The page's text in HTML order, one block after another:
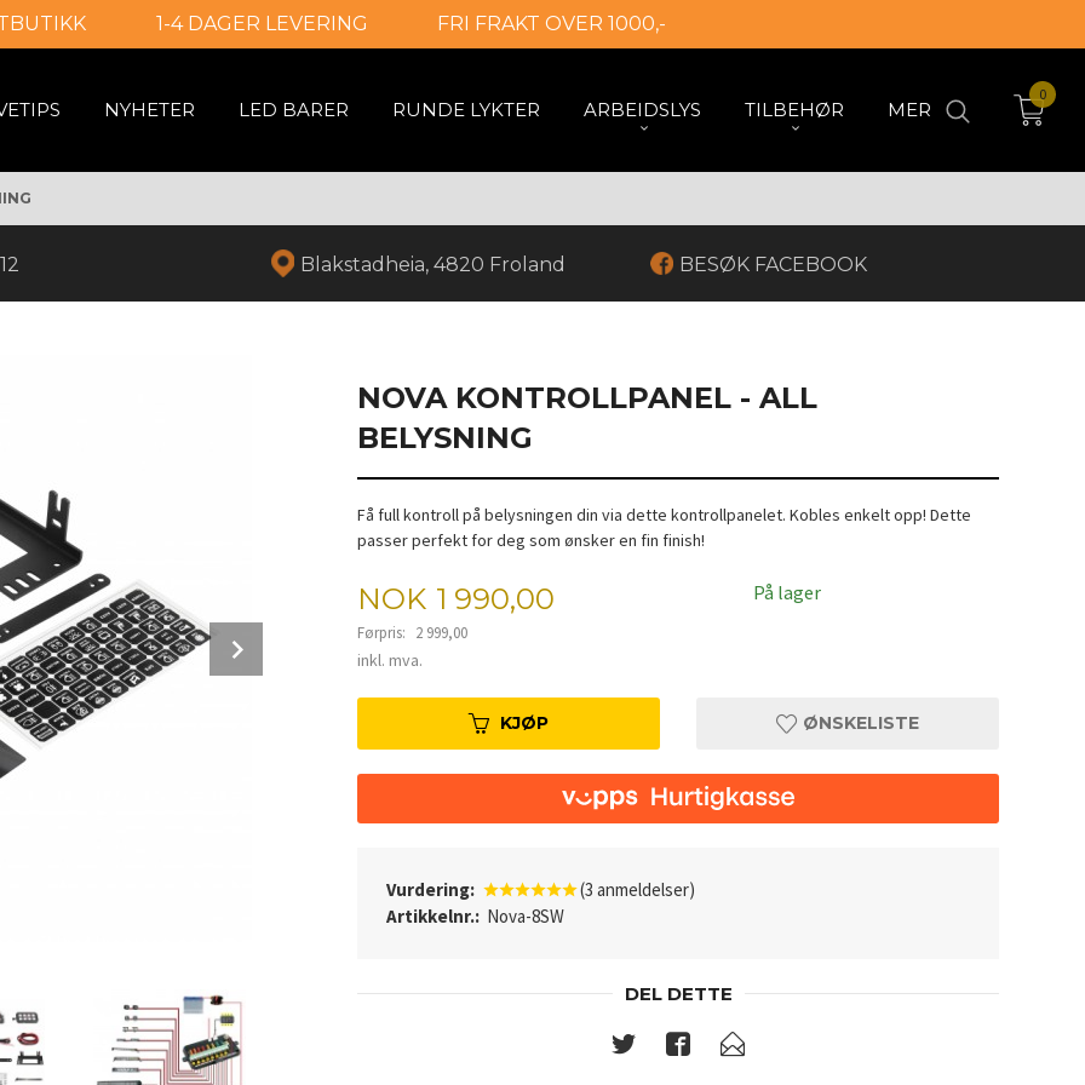
1-4 DAGER LEVERING FRI FRAKT OVER 1000,-
NYHETER LED BARER RUNDE LYKTER ARBEIDSLYS TILBEHØR MER
0
Blakstadheia, 4820 Froland BESØK FACEBOOK
NOVA KONTROLLPANEL - ALL
BELYSNING
Få full kontroll på belysningen din via dette kontrollpanelet. Kobles enkelt opp! Dette
passer perfekt for deg som ønsker en fin finish!
Tilbud
NOK 1 990,00
Førpris: 2 999,00
Rabatt
inkl. mva.
På lager
KJØP ØNSKELISTE
Vurdering:
(3 anmeldelser)
Artikkelnr.: Nova-8SW
DEL DETTE